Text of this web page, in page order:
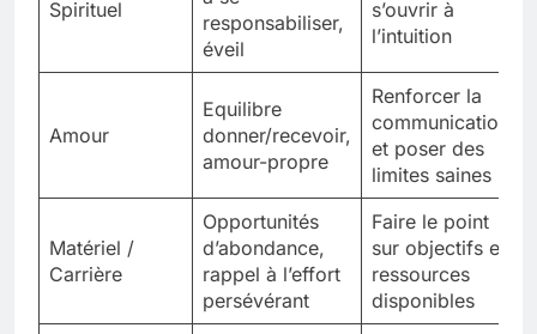
Spirituel
responsabiliser,
éveil
s’ouvrir à
l’intuition
Amour
Equilibre
donner/recevoir,
amour-propre
Renforcer la
communication
et poser des
limites saines
Matériel /
Carrière
Opportunités
d’abondance,
rappel à l’effort
persévérant
Faire le point
sur objectifs et
ressources
disponibles